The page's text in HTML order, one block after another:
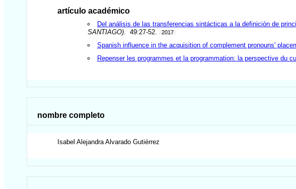
artículo académico
Del análisis de las transferencias sintácticas a la definición de
SANTIAGO) . 49:27-52. 2017
Spanish influence in the acquisition of complement pronouns'
Repenser les programmes et la programmation: la perspective du
nombre completo
Isabel Alejandra Alvarado Gutiérrez